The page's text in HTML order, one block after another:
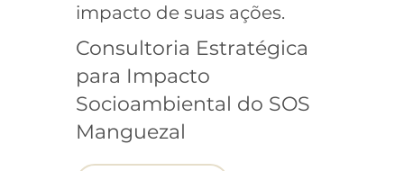
impacto de suas ações.
Consultoria Estratégica
para Impacto
Socioambiental do SOS
Manguezal